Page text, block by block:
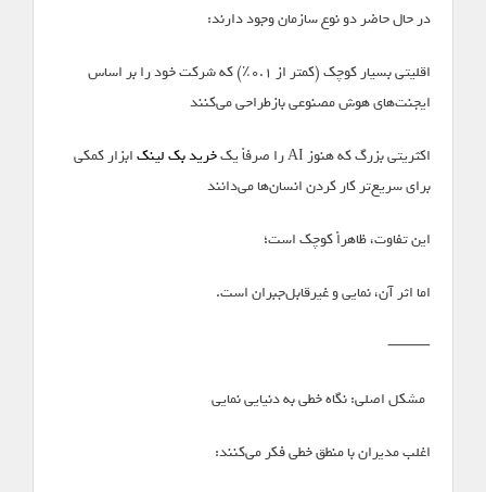
در حال حاضر دو نوع سازمان وجود دارند:
اقلیتی بسیار کوچک (کمتر از ۰.۱٪) که شرکت خود را بر اساس
ایجنت‌های هوش مصنوعی بازطراحی می‌کنند
اکثریتی بزرگ که هنوز AI را صرفاً یک خرید بک لینکابزار کمکی
برای سریع‌تر کار کردن انسان‌ها می‌دانند
این تفاوت، ظاهراً کوچک است؛
اما اثر آن، نمایی و غیرقابل‌جبران است.
⸻
*مشکل اصلی: نگاه خطی به دنیایی نمایی*
اغلب مدیران با منطق خطی فکر می‌کنند: